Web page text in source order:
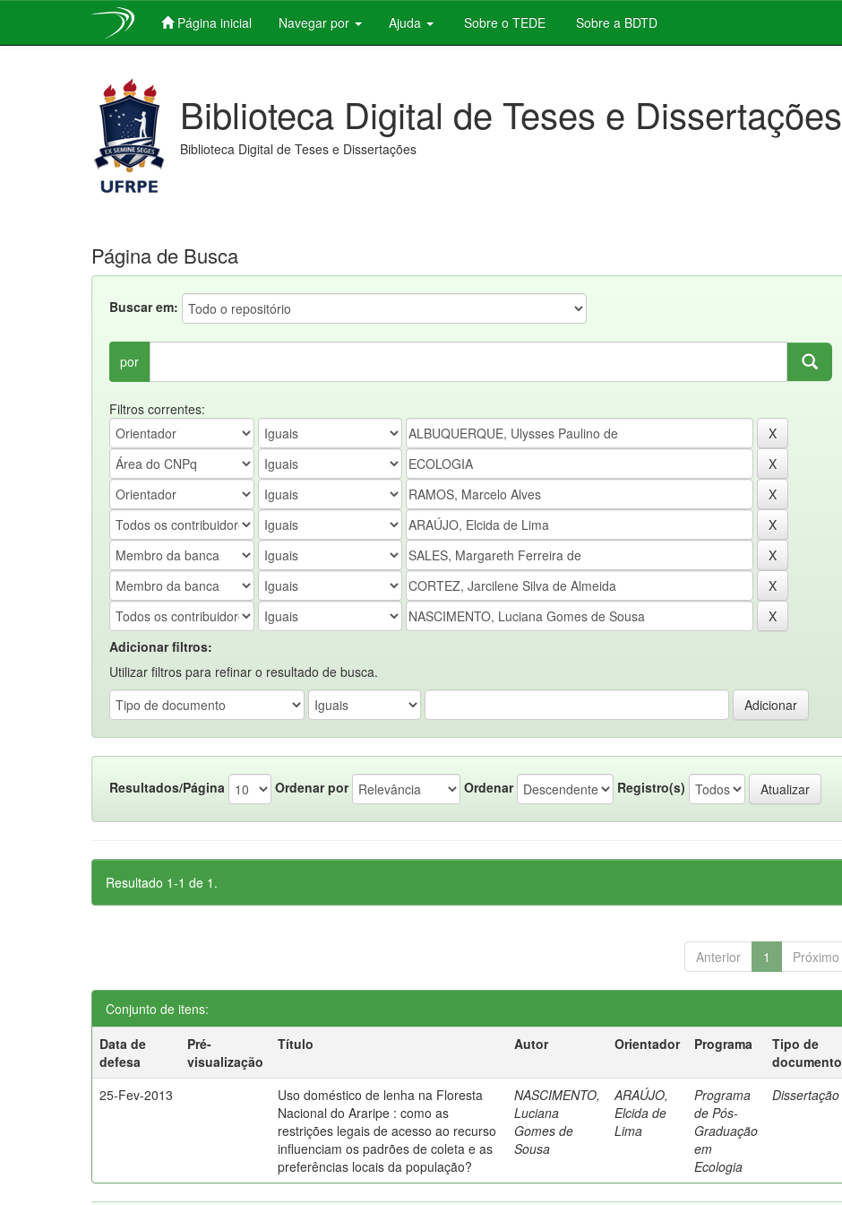
Página inicial Navegar por Ajuda Sobre o TEDE Sobre a BDTD
Biblioteca Digital de Teses e Dissertações
Biblioteca Digital de Teses e Dissertações
Página de Busca
Buscar em:
por
Filtros correntes:
Adicionar filtros:
Utilizar filtros para refinar o resultado de busca.
Resultados/Página Ordenar por Ordenar Registro(s)
Resultado 1-1 de 1.
Anterior 1 Próximo
Conjunto de itens:
Data de
defesa
Pré-
visualização
Título Autor Orientador Programa
Tipo de
documento
25-Fev-2013
Uso doméstico de lenha na Floresta
Nacional do Araripe : como as
restrições legais de acesso ao recurso
influenciam os padrões de coleta e as
preferências locais da população?
NASCIMENTO,
Luciana
Gomes de
Sousa
ARAÚJO,
Elcida de
Lima
Programa
de Pós-
Graduação
em
Ecologia
Dissertação